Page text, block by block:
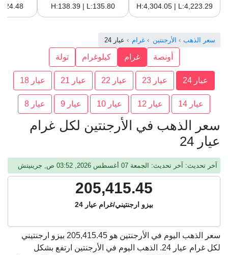
H:4,304.05 | L:4,223.29
H:138.39 | L:135.80
سعر الذهب الأرجنتين غرام عيار 24
أونصة غرام كيلوغرام تولة
عيار 24 عيار 23 عيار 22 عيار 21 عيار 18
عيار 14 عيار 12 عيار 10 عيار 9 عيار 8
سعر الذهب في الأرجنتين لكل غرام
عيار 24
آخر تحديث: آخر تحديث: الجمعة 07 أغسطس 2026, 03:52 ص, جرينيتش
205,415.45
بيزو ارجنتيني/غرام عيار 24
سعر الذهب اليوم في الأرجنتين هو 205,415.45 بيزو ارجنتيني
لكل غرام عيار 24. الذهب اليوم في الأرجنتين ارتفع بشكل